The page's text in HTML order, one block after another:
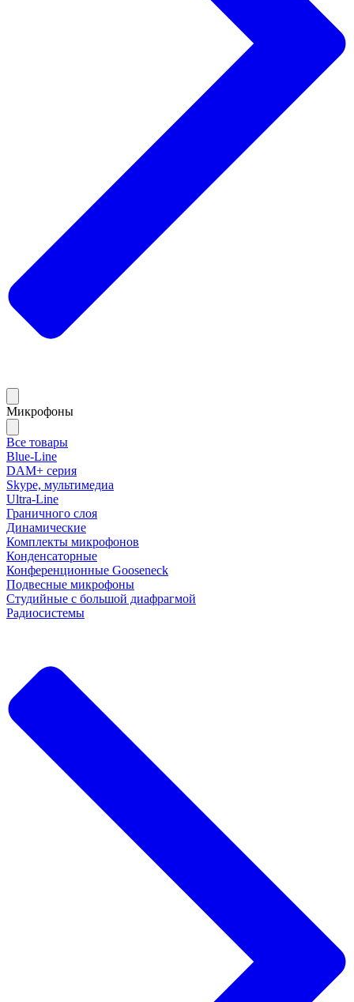
Микрофоны
Все товары
Blue-Line
DAM+ серия
Skype, мультимедиа
Ultra-Line
Граничного слоя
Динамические
Комплекты микрофонов
Конденсаторные
Конференционные Gooseneck
Подвесные микрофоны
Студийные с большой диафрагмой
Радиосистемы